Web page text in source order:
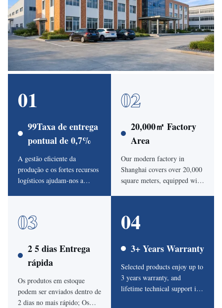
01
99Taxa de entrega
pontual de 0,7%
A gestão eficiente da
produção e os fortes recursos
logísticos ajudam-nos a
99,7%.
02
20,000㎡ Factory
Area
Our modern factory in
Shanghai covers over 20,000
square meters, equipped with
03
2 5 dias Entrega
rápida
Os produtos em estoque
podem ser enviados dentro de
2 dias no mais rápido; Os
04
3+ Years Warranty
Selected products enjoy up to
3 years warranty, and
lifetime technical support is